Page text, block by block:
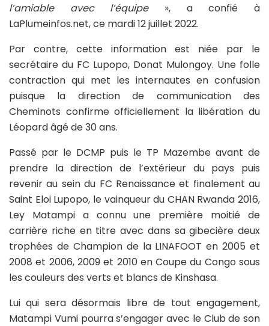
l’amiable avec l’équipe», a confié à
LaPlumeinfos.net, ce mardi 12 juillet 2022.
Par contre, cette information est niée par le
secrétaire du FC Lupopo, Donat Mulongoy. Une folle
contraction qui met les internautes en confusion
puisque la direction de communication des
Cheminots confirme officiellement la libération du
Léopard âgé de 30 ans.
Passé par le DCMP puis le TP Mazembe avant de
prendre la direction de l’extérieur du pays puis
revenir au sein du FC Renaissance et finalement au
Saint Eloi Lupopo, le vainqueur du CHAN Rwanda 2016,
Ley Matampi a connu une première moitié de
carrière riche en titre avec dans sa gibecière deux
trophées de Champion de la LINAFOOT en 2005 et
2008 et 2006, 2009 et 2010 en Coupe du Congo sous
les couleurs des verts et blancs de Kinshasa.
Lui qui sera désormais libre de tout engagement,
Matampi Vumi pourra s’engager avec le Club de son